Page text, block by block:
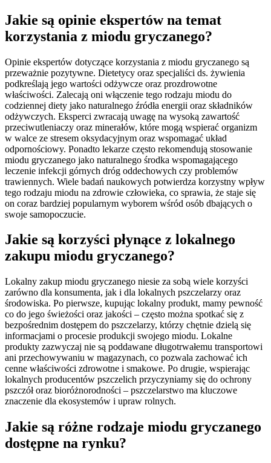
Jakie są opinie ekspertów na temat
korzystania z miodu gryczanego?
Opinie ekspertów dotyczące korzystania z miodu gryczanego są
przeważnie pozytywne. Dietetycy oraz specjaliści ds. żywienia
podkreślają jego wartości odżywcze oraz prozdrowotne
właściwości. Zalecają oni włączenie tego rodzaju miodu do
codziennej diety jako naturalnego źródła energii oraz składników
odżywczych. Eksperci zwracają uwagę na wysoką zawartość
przeciwutleniaczy oraz minerałów, które mogą wspierać organizm
w walce ze stresem oksydacyjnym oraz wspomagać układ
odpornościowy. Ponadto lekarze często rekomendują stosowanie
miodu gryczanego jako naturalnego środka wspomagającego
leczenie infekcji górnych dróg oddechowych czy problemów
trawiennych. Wiele badań naukowych potwierdza korzystny wpływ
tego rodzaju miodu na zdrowie człowieka, co sprawia, że staje się
on coraz bardziej popularnym wyborem wśród osób dbających o
swoje samopoczucie.
Jakie są korzyści płynące z lokalnego
zakupu miodu gryczanego?
Lokalny zakup miodu gryczanego niesie za sobą wiele korzyści
zarówno dla konsumenta, jak i dla lokalnych pszczelarzy oraz
środowiska. Po pierwsze, kupując lokalny produkt, mamy pewność
co do jego świeżości oraz jakości – często można spotkać się z
bezpośrednim dostępem do pszczelarzy, którzy chętnie dzielą się
informacjami o procesie produkcji swojego miodu. Lokalne
produkty zazwyczaj nie są poddawane długotrwałemu transportowi
ani przechowywaniu w magazynach, co pozwala zachować ich
cenne właściwości zdrowotne i smakowe. Po drugie, wspierając
lokalnych producentów pszczelich przyczyniamy się do ochrony
pszczół oraz bioróżnorodności – pszczelarstwo ma kluczowe
znaczenie dla ekosystemów i upraw rolnych.
Jakie są różne rodzaje miodu gryczanego
dostępne na rynku?